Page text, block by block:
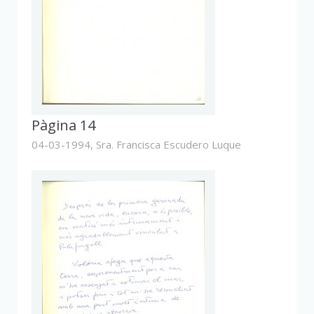
Pàgina 14
04-03-1994, Sra. Francisca Escudero Luque